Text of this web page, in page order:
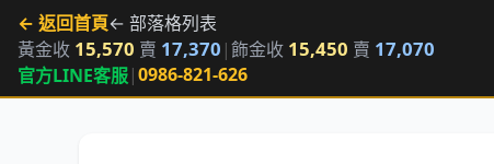
← 返回首頁← 部落格列表
黃金收 15,570 賣 17,370 |飾金收 15,450 賣 17,070
官方LINE客服|0986-821-626